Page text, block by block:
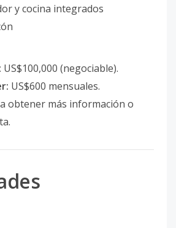
y cocina integrados
US$100,000 (negociable).
US$600 mensuales.
obtener más información o